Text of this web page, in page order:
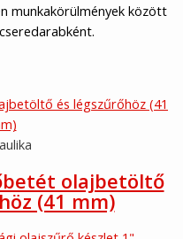
munkakörülmények között
olajbetöltő
(41 mm)